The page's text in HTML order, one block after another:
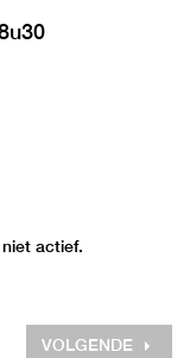
actief.
VOLGENDE